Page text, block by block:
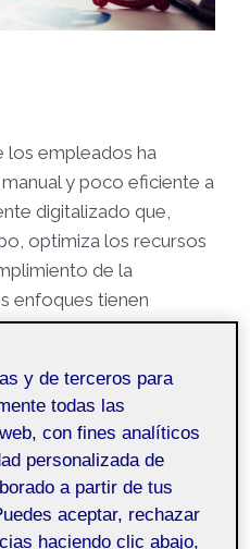
los empleados ha
y poco eficiente a
digitalizado que,
optimiza los recursos
de la
enfoques tienen
únicas, pero cada vez
en flexibilidad y
y de terceros para
todas las
con fines analíticos
personalizada de
a partir de tus
aceptar, rechazar
haciendo clic abajo,